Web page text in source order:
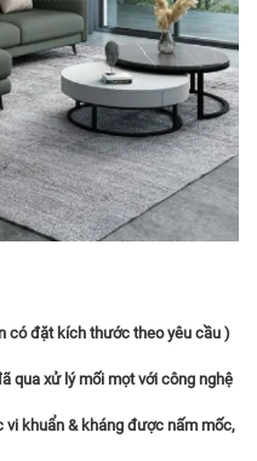
có đặt kích thước theo yêu cầu )
qua xử lý mối mọt với công nghệ
khuẩn & kháng được nấm mốc,